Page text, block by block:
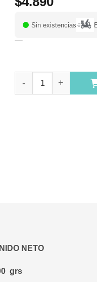
Sin existencias
Mini Baguettes Masa
NETO
grs